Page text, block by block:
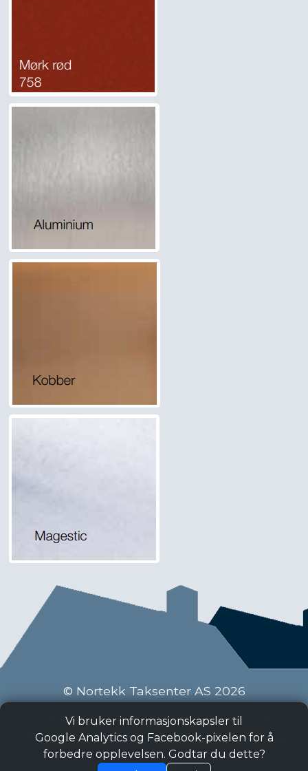
© Nortekk Taksenter AS 2026
Industriveien 9 C, 2020 Skedsmokorset
Tlf:63 87 15 50, Epost:taksenter@nortekk.no
Personvern
Vi bruker informasjonskapsler til
Google Analytics og Facebook-pixelen for å
forbedre opplevelsen. Godtar du dette?